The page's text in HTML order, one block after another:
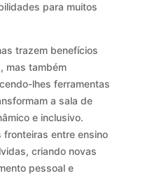
para muitos
trazem benefícios
mas também
lhes ferramentas
a sala de
e inclusivo.
entre ensino
criando novas
pessoal e